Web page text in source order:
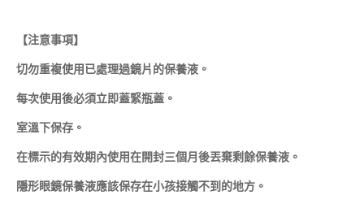
【注意事項】
切勿重複使用已處理過鏡片的保養液。
每次使用後必須立即蓋緊瓶蓋。
室溫下保存。
在標示的有效期內使用在開封三個月後丟棄剩餘保養液。
隱形眼鏡保養液應該保存在小孩接觸不到的地方。